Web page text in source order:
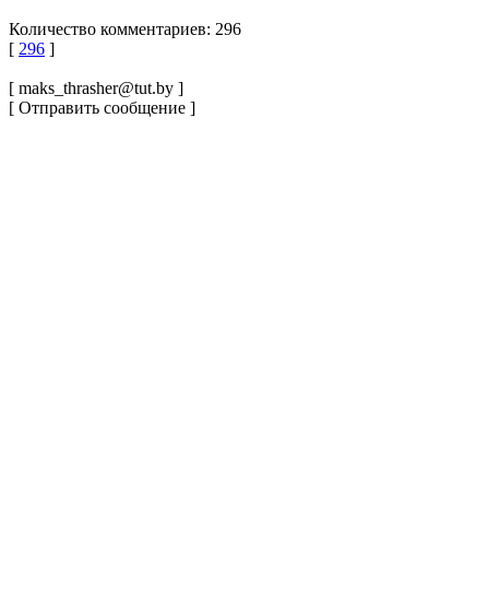
Количество комментариев: 296
[ 296 ]
[ maks_thrasher@tut.by ]
[ Отправить сообщение ]